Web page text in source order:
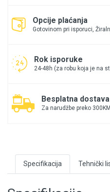
Opcije plaćanja
Gotovinom pri isporuci,
Rok isporuke
24-48h (za robu koja je na
Besplatna dostava
Za narudžbe preko
Specifikacija Tehnički